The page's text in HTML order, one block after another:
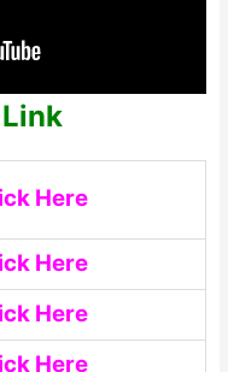
Here
Here
Here
Here